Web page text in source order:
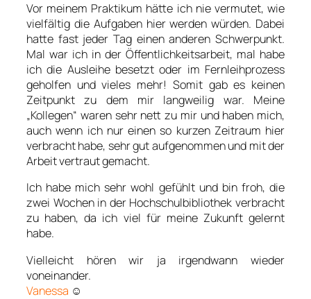
Vor meinem Praktikum hätte ich nie vermutet, wie
vielfältig die Aufgaben hier werden würden. Dabei
hatte fast jeder Tag einen anderen Schwerpunkt.
Mal war ich in der Öffentlichkeitsarbeit, mal habe
ich die Ausleihe besetzt oder im Fernleihprozess
geholfen und vieles mehr! Somit gab es keinen
Zeitpunkt zu dem mir langweilig war. Meine
„Kollegen“ waren sehr nett zu mir und haben mich,
auch wenn ich nur einen so kurzen Zeitraum hier
verbracht habe, sehr gut aufgenommen und mit der
Arbeit vertraut gemacht.
Ich habe mich sehr wohl gefühlt und bin froh, die
zwei Wochen in der Hochschulbibliothek verbracht
zu haben, da ich viel für meine Zukunft gelernt
habe.
Vielleicht hören wir ja irgendwann wieder
voneinander.
Vanessa ☺